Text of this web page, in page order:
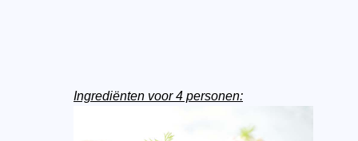
Ingrediënten voor 4 personen: